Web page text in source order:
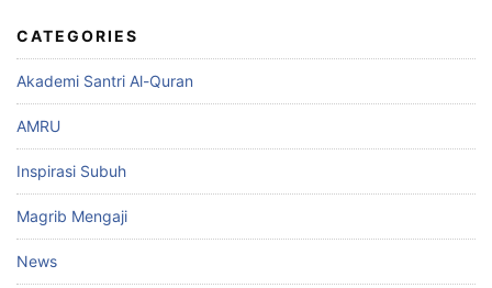
CATEGORIES
Akademi Santri Al-Quran
AMRU
Inspirasi Subuh
Magrib Mengaji
News